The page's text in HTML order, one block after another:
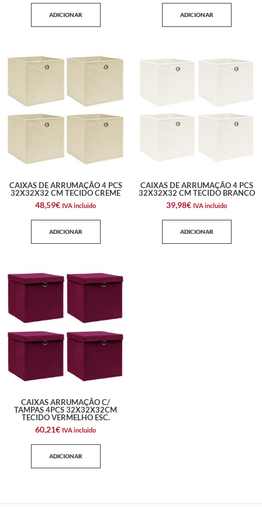
ADICIONAR ADICIONAR
CAIXAS DE ARRUMAÇÃO 4 PCS
32X32X32 CM TECIDO CREME
48,59€ IVA incluido
ADICIONAR
CAIXAS DE ARRUMAÇÃO 4 PCS
32X32X32 CM TECIDO BRANCO
39,98€ IVA incluido
ADICIONAR
CAIXAS ARRUMAÇÃO C/
TAMPAS 4PCS 32X32X32CM
TECIDO VERMELHO ESC.
60,21€ IVA incluido
ADICIONAR